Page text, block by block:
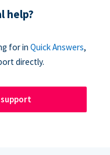
help?
for in Quick Answers,
directly.